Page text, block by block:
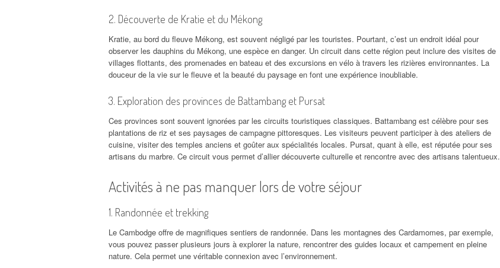
2. Découverte de Kratie et du Mékong
Kratie, au bord du fleuve Mékong, est souvent négligé par les touristes. Pourtant, c’est un endroit idéal pour
observer les dauphins du Mékong, une espèce en danger. Un circuit dans cette région peut inclure des visites de
villages flottants, des promenades en bateau et des excursions en vélo à travers les rizières environnantes. La
douceur de la vie sur le fleuve et la beauté du paysage en font une expérience inoubliable.
3. Exploration des provinces de Battambang et Pursat
Ces provinces sont souvent ignorées par les circuits touristiques classiques. Battambang est célèbre pour ses
plantations de riz et ses paysages de campagne pittoresques. Les visiteurs peuvent participer à des ateliers de
cuisine, visiter des temples anciens et goûter aux spécialités locales. Pursat, quant à elle, est réputée pour ses
artisans du marbre. Ce circuit vous permet d’allier découverte culturelle et rencontre avec des artisans talentueux.
Activités à ne pas manquer lors de votre séjour
1. Randonnée et trekking
Le Cambodge offre de magnifiques sentiers de randonnée. Dans les montagnes des Cardamomes, par exemple,
vous pouvez passer plusieurs jours à explorer la nature, rencontrer des guides locaux et campement en pleine
nature. Cela permet une véritable connexion avec l’environnement.